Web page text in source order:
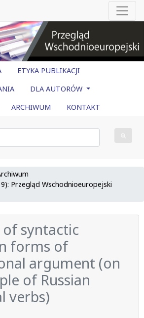
ETYKA PUBLIKACJI
DLA AUTORÓW
ARCHIWUM KONTAKT
Przegląd Wschodnioeuropejski
syntactic
forms of
argument (on
of Russian
verbs)